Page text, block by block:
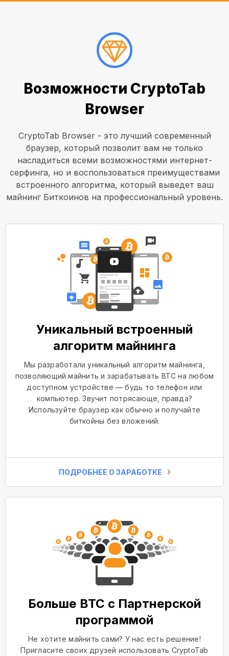
Возможности CryptoTab
Browser
CryptoTab Browser - это лучший современный
браузер, который позволит вам не только
насладиться всеми возможностями интернет-
серфинга, но и воспользоваться преимуществами
встроенного алгоритма, который выведет ваш
майнинг Биткоинов на профессиональный уровень.
Уникальный встроенный
алгоритм майнинга
Мы разработали уникальный алгоритм майнинга,
позволяющий майнить и зарабатывать BTC на любом
доступном устройстве — будь то телефон или
компьютер. Звучит потрясающе, правда?
Используйте браузер как обычно и получайте
биткойны без вложений.
ПОДРОБНЕЕ О ЗАРАБОТКЕ
Больше BTC с Партнерской
программой
Не хотите майнить сами? У нас есть решение!
Пригласите своих друзей использовать CryptoTab